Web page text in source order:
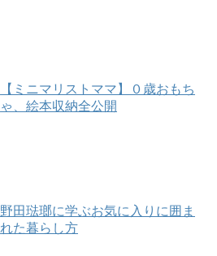
【ミニマリストママ】０歳おもち
ゃ、絵本収納全公開
野田琺瑯に学ぶお気に入りに囲ま
れた暮らし方